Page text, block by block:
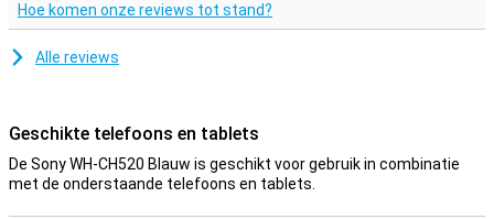
Personaliseer jouw muziek
Via de Sony Headphone connect app is het ook mogelijk om de
koptelefoon te personaliseren naar jouw wensen. Neem je een
bent!
Hoe komen onze reviews tot stand?
Alle reviews
Geschikte telefoons en tablets
De Sony WH-CH520 Blauw is geschikt voor gebruik in combinatie
met de onderstaande telefoons en tablets.